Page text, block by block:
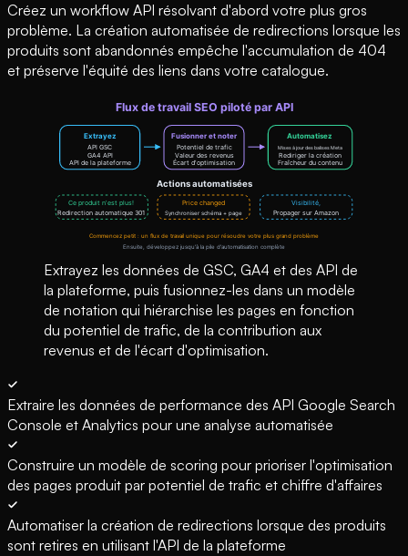
Créez un workflow API résolvant d'abord votre plus gros
problème. La création automatisée de redirections lorsque les
produits sont abandonnés empêche l'accumulation de 404
et préserve l'équité des liens dans votre catalogue.
Extrayez les données de GSC, GA4 et des API de
la plateforme, puis fusionnez-les dans un modèle
de notation qui hiérarchise les pages en fonction
du potentiel de trafic, de la contribution aux
revenus et de l'écart d'optimisation.
Extraire les données de performance des API Google Search
Console et Analytics pour une analyse automatisée
Construire un modèle de scoring pour prioriser l'optimisation
des pages produit par potentiel de trafic et chiffre d'affaires
Automatiser la création de redirections lorsque des produits
sont retires en utilisant l'API de la plateforme